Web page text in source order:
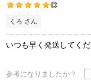
◎
くろ さん
いつも早く発送してく
参考になりましたか？